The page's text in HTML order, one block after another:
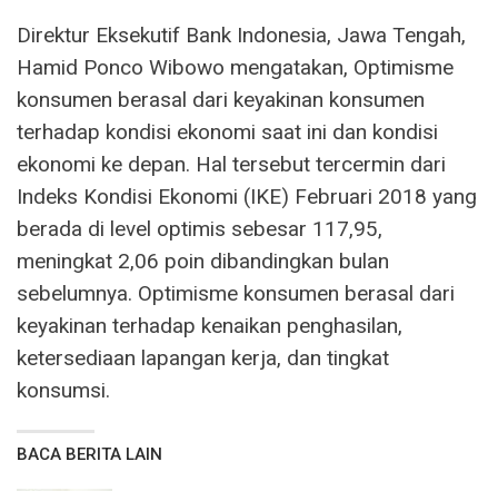
Direktur Eksekutif Bank Indonesia, Jawa Tengah,
Hamid Ponco Wibowo mengatakan, Optimisme
konsumen berasal dari keyakinan konsumen
terhadap kondisi ekonomi saat ini dan kondisi
ekonomi ke depan. Hal tersebut tercermin dari
Indeks Kondisi Ekonomi (IKE) Februari 2018 yang
berada di level optimis sebesar 117,95,
meningkat 2,06 poin dibandingkan bulan
sebelumnya. Optimisme konsumen berasal dari
keyakinan terhadap kenaikan penghasilan,
ketersediaan lapangan kerja, dan tingkat
konsumsi.
BACA BERITA LAIN